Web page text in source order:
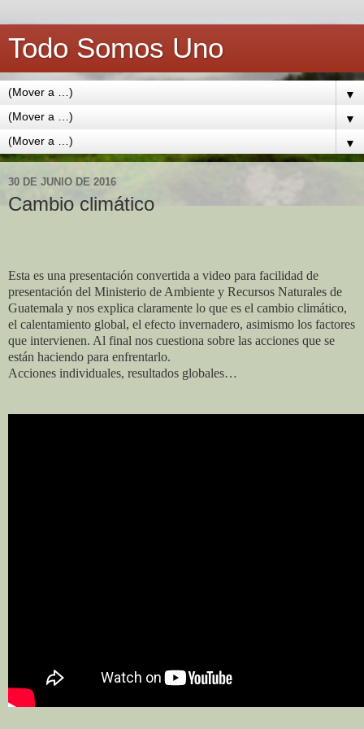
Todo Somos Uno
▼
▼
▼
30 DE JUNIO DE 2016
Cambio climático
Esta es una presentación convertida a video para facilidad de
presentación del Ministerio de Ambiente y Recursos Naturales de
Guatemala y nos explica claramente lo que es el cambio climático,
el calentamiento global, el efecto invernadero, asimismo los factores
que intervienen. Al final nos cuestiona sobre las acciones que se
están haciendo para enfrentarlo.
Acciones individuales, resultados globales…